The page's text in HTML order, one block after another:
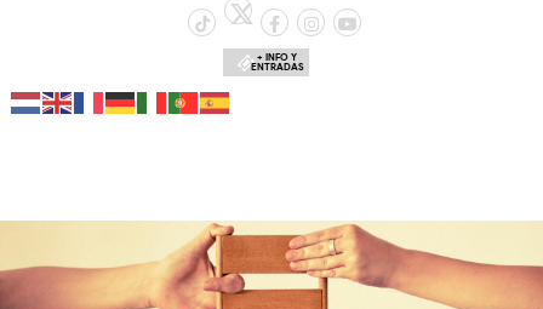
+ INFO Y
ENTRADAS